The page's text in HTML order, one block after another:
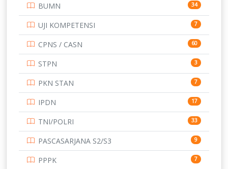
345
UNIVERSITAS AIRLANGGA 15
16
15
15
14
14
UNIVERSITAS CENDRAWASIH 14
15
BUMN 34
UJI KOMPETENSI 7
CPNS / CASN 60
STPN 3
PKN STAN 7
IPDN 17
TNI/POLRI 33
PASCASARJANA S2/S3 9
PPPK 7